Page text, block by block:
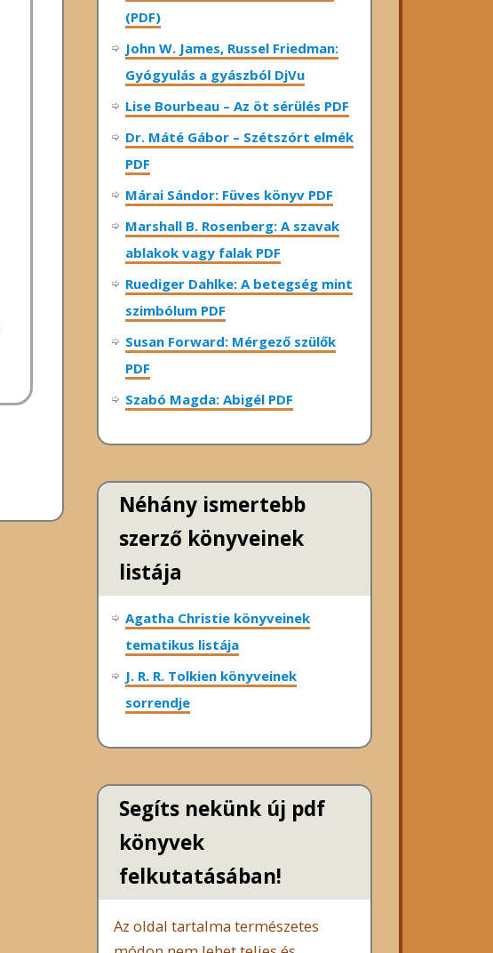
(PDF)
John W. James, Russel Friedman:
Gyógyulás a gyászból DjVu
Lise Bourbeau – Az öt sérülés PDF
Dr. Máté Gábor – Szétszórt elmék
PDF
Márai Sándor: Füves könyv PDF
Marshall B. Rosenberg: A szavak
ablakok vagy falak PDF
Ruediger Dahlke: A betegség mint
szimbólum PDF
Susan Forward: Mérgező szülők
PDF
Szabó Magda: Abigél PDF
Néhány ismertebb
szerző könyveinek
listája
Agatha Christie könyveinek
tematikus listája
J. R. R. Tolkien könyveinek
sorrendje
Segíts nekünk új pdf
könyvek
felkutatásában!
Az oldal tartalma természetes